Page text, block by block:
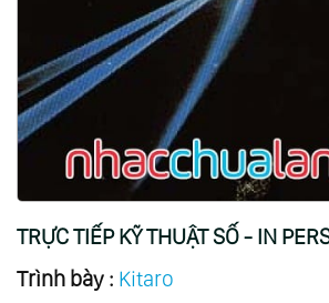
Nữ Hoàng Thiên Niên Kỷ -
Millennia
17.Đám Mây Bạc - Silver Cloud
18.Sống Ở Châu Á - Live In
19.Hướng Tây - Towards The
Ánh Sáng Của Thần Khí -
Spirit
21.Mười Năm - Ten Years Vol.1
TRỰC TIẾP KỸ THUẬT SỐ - IN
Trình bày : Kitaro